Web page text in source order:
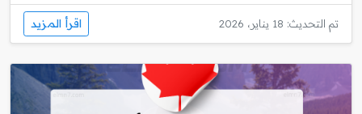
تم التحديث: 18 يناير، 2026 اقرأ المزيد